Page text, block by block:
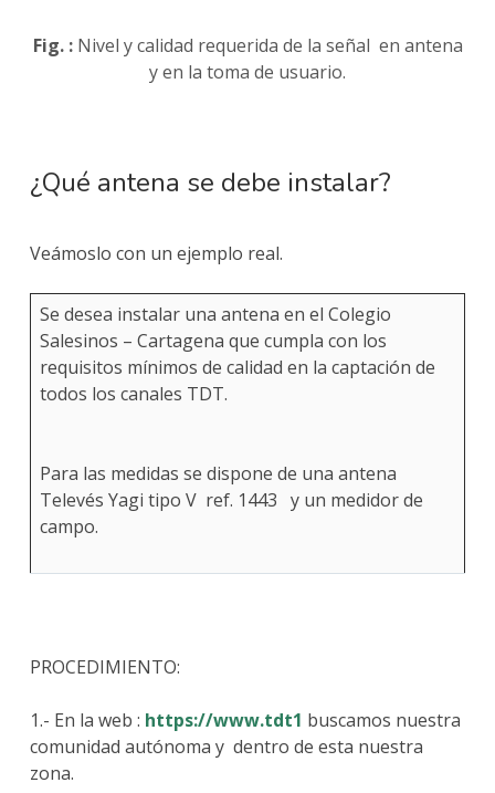
Fig. :Nivel y calidad requerida de la señal en antena
y en la toma de usuario.
¿Qué antena se debe instalar?
Veámoslo con un ejemplo real.
Se desea instalar una antena en el Colegio
Salesinos – Cartagena que cumpla con los
requisitos mínimos de calidad en la captación de
todos los canales TDT.
Para las medidas se dispone de una antena
Televés Yagi tipo V ref. 1443 y un medidor de
campo.
PROCEDIMIENTO:
1.- En la web : https://www.tdt1 buscamos nuestra
comunidad autónoma y dentro de esta nuestra
zona.